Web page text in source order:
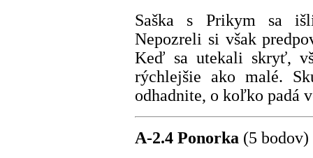
Saška s Prikym sa
Nepozreli si však
Keď sa utekali skryť,
rýchlejšie ako malé.
odhadnite, o koľko padá
A-2.4 Ponorka (5 bodov)